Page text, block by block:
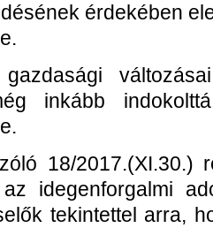
érdekében
inkább
18/2017.(XI.30.)
idegenforgalmi
tekintettel arra,